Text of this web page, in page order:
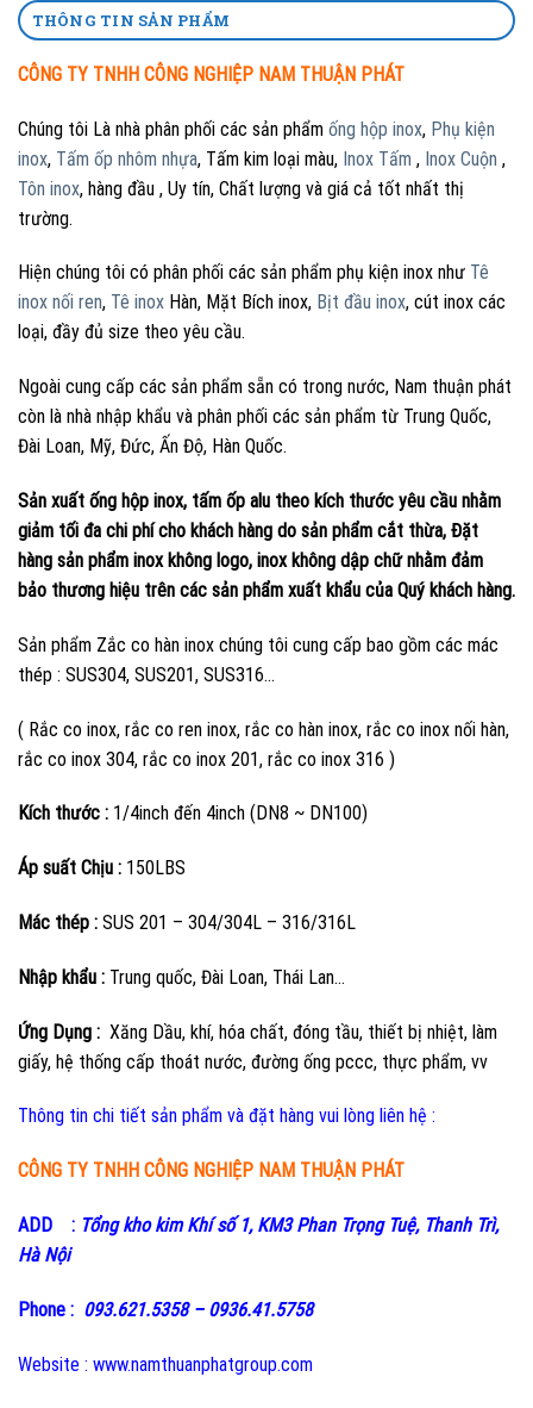
THÔNG TIN SẢN PHẨM
CÔNG TY TNHH CÔNG NGHIỆP NAM THUẬN PHÁT
Chúng tôi Là nhà phân phối các sản phẩm ống hộp inox, Phụ kiện
inox, Tấm ốp nhôm nhựa, Tấm kim loại màu, Inox Tấm , Inox Cuộn ,
Tôn inox, hàng đầu , Uy tín, Chất lượng và giá cả tốt nhất thị
trường.
Hiện chúng tôi có phân phối các sản phẩm phụ kiện inox như Tê
inox nối ren, Tê inox Hàn, Mặt Bích inox, Bịt đầu inox, cút inox các
loại, đầy đủ size theo yêu cầu.
Ngoài cung cấp các sản phẩm sẵn có trong nước, Nam thuận phát
còn là nhà nhập khẩu và phân phối các sản phẩm từ Trung Quốc,
Đài Loan, Mỹ, Đức, Ấn Độ, Hàn Quốc.
Sản xuất ống hộp inox, tấm ốp alu theo kích thước yêu cầu nhằm
giảm tối đa chi phí cho khách hàng do sản phẩm cắt thừa, Đặt
hàng sản phẩm inox không logo, inox không dập chữ nhằm đảm
bảo thương hiệu trên các sản phẩm xuất khẩu của Quý khách hàng.
Sản phẩm Zắc co hàn inox chúng tôi cung cấp bao gồm các mác
thép : SUS304, SUS201, SUS316…
( Rắc co inox, rắc co ren inox, rắc co hàn inox, rắc co inox nối hàn,
rắc co inox 304, rắc co inox 201, rắc co inox 316 )
Kích thước : 1/4inch đến 4inch (DN8 ~ DN100)
Áp suất Chịu : 150LBS
Mác thép : SUS 201 – 304/304L – 316/316L
Nhập khẩu : Trung quốc, Đài Loan, Thái Lan…
Ứng Dụng : Xăng Dầu, khí, hóa chất, đóng tầu, thiết bị nhiệt, làm
giấy, hệ thống cấp thoát nước, đường ống pccc, thực phẩm, vv
Thông tin chi tiết sản phẩm và đặt hàng vui lòng liên hệ :
CÔNG TY TNHH CÔNG NGHIỆP NAM THUẬN PHÁT
ADD : Tổng kho kim Khí số 1, KM3 Phan Trọng Tuệ, Thanh Trì,
Hà Nội
Phone : 093.621.5358 – 0936.41.5758
Website : www.namthuanphatgroup.com